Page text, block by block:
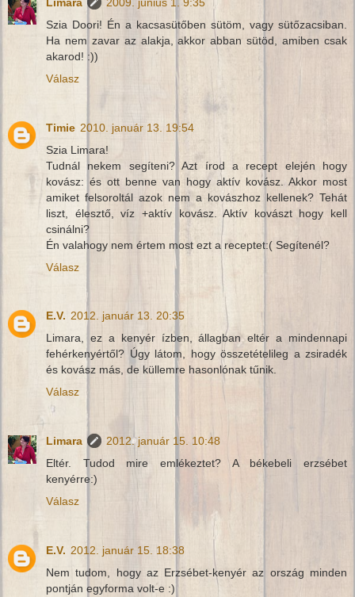
Szia Doori! Én a kacsasütőben sütöm, vagy sütőzacsiban.
Ha nem zavar az alakja, akkor abban sütöd, amiben csak
akarod! :))
Válasz
Timie 2010. január 13. 19:54
Szia Limara!
Tudnál nekem segíteni? Azt írod a recept elején hogy
kovász: és ott benne van hogy aktív kovász. Akkor most
amiket felsoroltál azok nem a kovászhoz kellenek? Tehát
liszt, élesztő, víz +aktív kovász. Aktív kovászt hogy kell
csinálni?
Én valahogy nem értem most ezt a receptet:( Segítenél?
Válasz
E.V. 2012. január 13. 20:35
Limara, ez a kenyér ízben, állagban eltér a mindennapi
fehérkenyértől? Úgy látom, hogy összetételileg a zsiradék
és kovász más, de küllemre hasonlónak tűnik.
Válasz
Limara
2012. január 15. 10:48
Eltér. Tudod mire emlékeztet? A békebeli erzsébet
kenyérre:)
Válasz
E.V. 2012. január 15. 18:38
Nem tudom, hogy az Erzsébet-kenyér az ország minden
pontján egyforma volt-e :)